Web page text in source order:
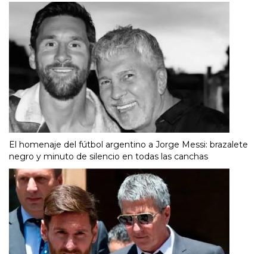
El homenaje del fútbol argentino a Jorge Messi: brazalete
negro y minuto de silencio en todas las canchas